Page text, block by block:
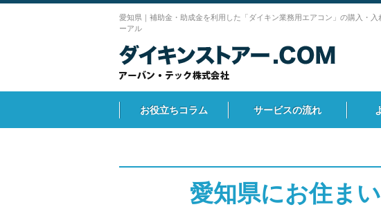
愛知県｜補助金・助成金を利用した「ダイキン業務用エアコン」の購入・入
ーアル
お役立ちコラム サービスの流れ
愛知県にお住ま